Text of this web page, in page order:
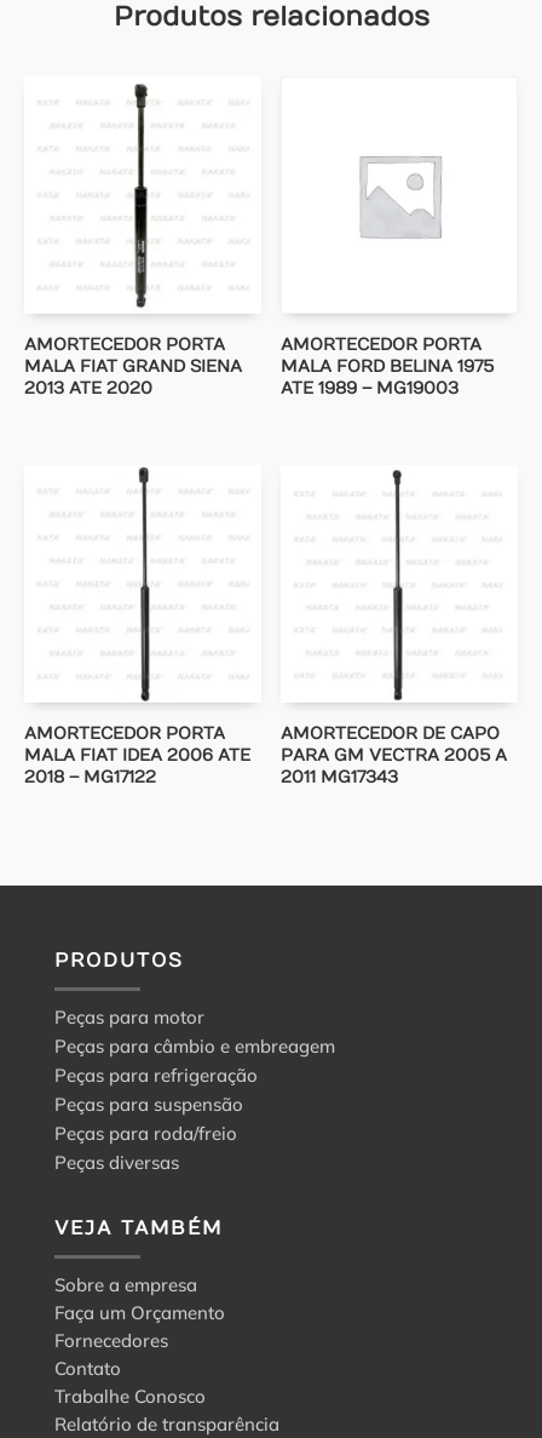
Produtos relacionados
AMORTECEDOR PORTA
MALA FIAT GRAND SIENA
2013 ATE 2020
AMORTECEDOR PORTA
MALA FORD BELINA 1975
ATE 1989 – MG19003
AMORTECEDOR PORTA
MALA FIAT IDEA 2006 ATE
2018 – MG17122
AMORTECEDOR DE CAPO
PARA GM VECTRA 2005 A
2011 MG17343
PRODUTOS
Peças para motor
Peças para câmbio e embreagem
Peças para refrigeração
Peças para suspensão
Peças para roda/freio
Peças diversas
VEJA TAMBÉM
Sobre a empresa
Faça um Orçamento
Fornecedores
Contato
Trabalhe Conosco
Relatório de transparência